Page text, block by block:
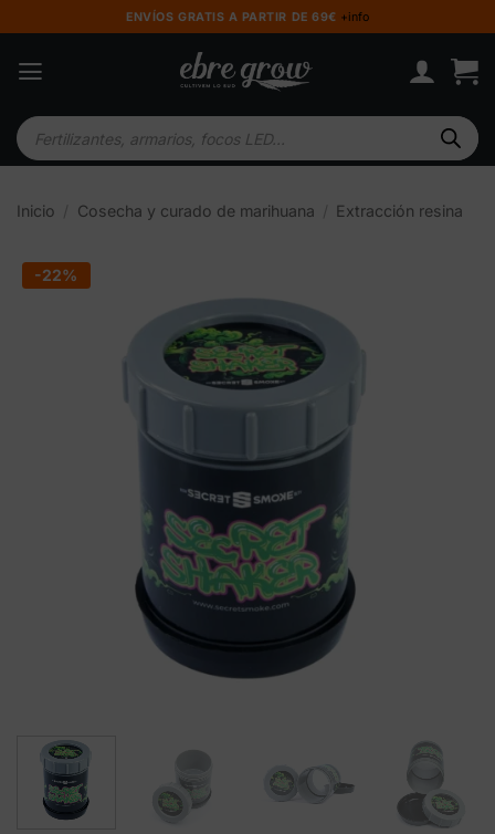
al
contenido
ENVÍOS GRATIS A PARTIR DE 69€ +info
Búsqueda
de
productos
Inicio Cosecha y curado de marihuana Extracción resina
-22%